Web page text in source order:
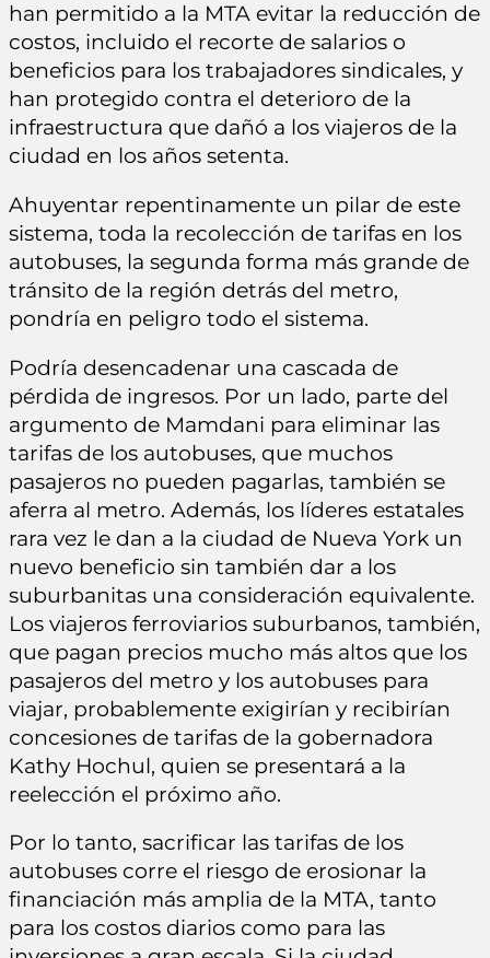
han permitido a la MTA evitar la reducción de
costos, incluido el recorte de salarios o
beneficios para los trabajadores sindicales, y
han protegido contra el deterioro de la
infraestructura que dañó a los viajeros de la
ciudad en los años setenta.
Ahuyentar repentinamente un pilar de este
sistema, toda la recolección de tarifas en los
autobuses, la segunda forma más grande de
tránsito de la región detrás del metro,
pondría en peligro todo el sistema.
Podría desencadenar una cascada de
pérdida de ingresos. Por un lado, parte del
argumento de Mamdani para eliminar las
tarifas de los autobuses, que muchos
pasajeros no pueden pagarlas, también se
aferra al metro. Además, los líderes estatales
rara vez le dan a la ciudad de Nueva York un
nuevo beneficio sin también dar a los
suburbanitas una consideración equivalente.
Los viajeros ferroviarios suburbanos, también,
que pagan precios mucho más altos que los
pasajeros del metro y los autobuses para
viajar, probablemente exigirían y recibirían
concesiones de tarifas de la gobernadora
Kathy Hochul, quien se presentará a la
reelección el próximo año.
Por lo tanto, sacrificar las tarifas de los
autobuses corre el riesgo de erosionar la
financiación más amplia de la MTA, tanto
para los costos diarios como para las